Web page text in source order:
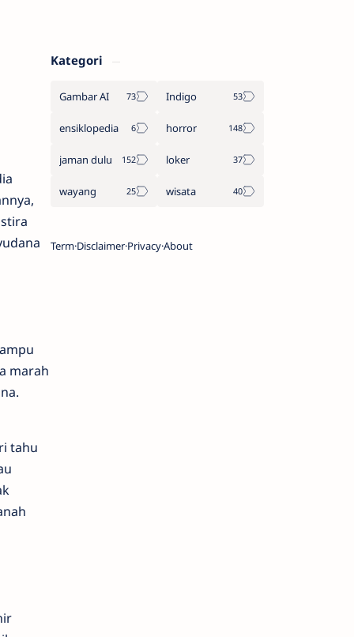
marah
tahu
Kategori
Gambar AI Indigo
ensiklopedia horror
jaman dulu loker
wayang wisata
TermDisclaimerPrivacyAbout